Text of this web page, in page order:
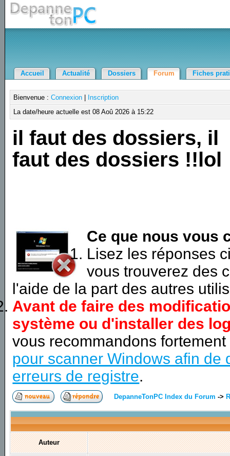
Accueil Actualité Dossiers Forum Fiches
Bienvenue :Connexion
Inscription
La date/heure actuelle est 08 Aoû 2026 à 15:22
il faut des dossiers, il
faut des dossiers !!lol
Ce que nous vous
Lisez les réponses
vous trouverez des
l'aide de la part des autres
Avant de faire des
système ou d'installer des
vous recommandons
pour scanner Windows afin de
erreurs de registre.
DepanneTonPC Index du Forum ->
Auteur